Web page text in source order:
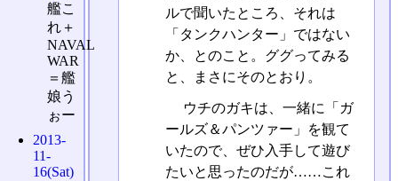
ルで聞いたところ、それは
「タンクハンター」ではない
か、とのこと。ググってみる
と、まさにそのとおり。
ウチのガキは、一緒に「ガ
ールズ＆パンツァー」を観て
いたので、ぜひ入手して遊び
たいと思ったのだが……これ
艦こ
れ＋
NAVAL
WAR
＝艦
娘う
ぉー
2013-
11-
16(Sat)